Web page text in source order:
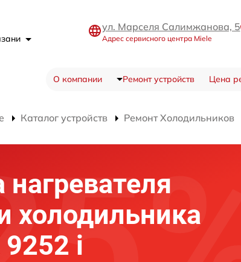
ул. Марселя Салимжанова, 5
Адрес сервисного центра Miele
О компании Ремонт устройств Цена
Каталог устройств Ремонт Холодильников
холодильника
9252 i